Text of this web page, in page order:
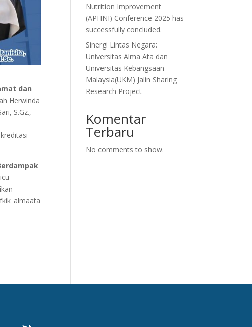
dan
Herwinda
S.Gz.,
Nutrition Improvement
(APHNI) Conference 2025 has
successfully concluded.
Sinergi Lintas Negara:
Universitas Alma Ata dan
Universitas Kebangsaan
Malaysia(UKM) Jalin Sharing
Research Project
Komentar
Terbaru
No comments to show.